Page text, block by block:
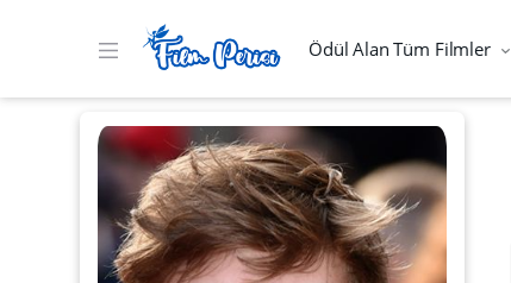
Ödül Alan Tüm Filmler